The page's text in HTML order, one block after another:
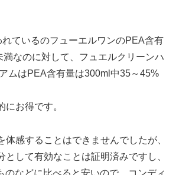
ているのフューエルワンのPEA含有
なのに対して、フュエルクリーンハ
ムはPEA含有量は300ml中35～45%
にお得です。
体感することはできませんでしたが、
として有効なことは証明済みですし、
のなどに比べると安いので、コンディ